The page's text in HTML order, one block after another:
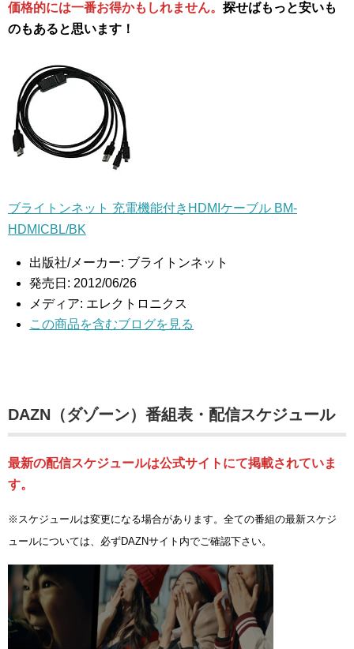
価格的には一番お得かもしれません。 探せばもっと安いも
のもあると思います！
ブライトンネット 充電機能付きHDMIケーブル BM-
HDMICBL/BK
出版社/メーカー: ブライトンネット
発売日: 2012/06/26
メディア: エレクトロニクス
この商品を含むブログを見る
DAZN（ダゾーン）番組表・配信スケジュール
最新の配信スケジュールは公式サイトにて掲載されていま
す。
※スケジュールは変更になる場合があります。全ての番組の最新スケジ
ュールについては、必ずDAZNサイト内でご確認下さい。